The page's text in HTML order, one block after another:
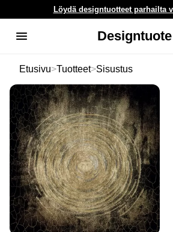
Löydä designtuotteet parhailta
Designtuote
Etusivu>Tuotteet>Sisustus